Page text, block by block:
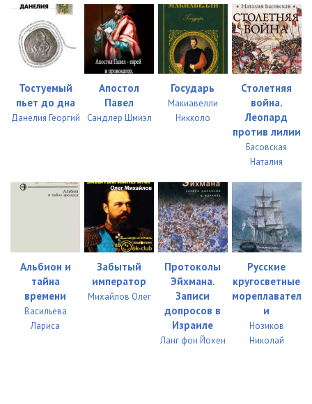
0020 29:54
0021 26:02
0022 20:06
0023 20:46
0024 19:37
23:08
22:56
20:54
0030 22:21
0031
22:12
Тостуемый
пьет до дна
Данелия Георгий
Апостол
Павел
Сандлер Шмиэл
Государь
Макиавелли
Никколо
Столетняя
война.
Леопард
против лилии
Басовская
Наталия
Альбион и
тайна
времени
Васильева
Лариса
Забытый
император
Михайлов Олег
Протоколы
Эйхмана.
Записи
допросов в
Израиле
Ланг фон Йохен
Русские
кругосветные
мореплавател
и
Нозиков
Николай